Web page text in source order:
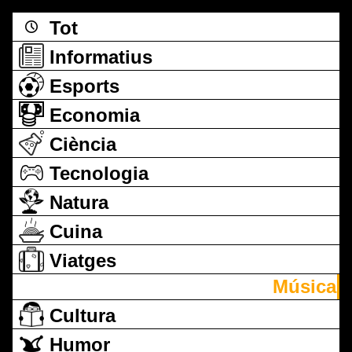
Tot
Informatius
Esports
Economia
Ciència
Tecnologia
Natura
Cuina
Viatges
Música
Cultura
Humor